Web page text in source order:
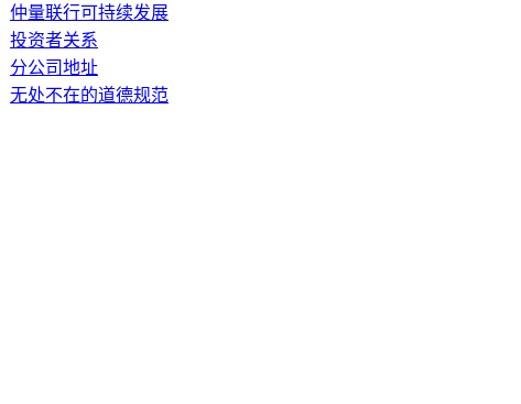
仲量联行可持续发展
投资者关系
分公司地址
无处不在的道德规范